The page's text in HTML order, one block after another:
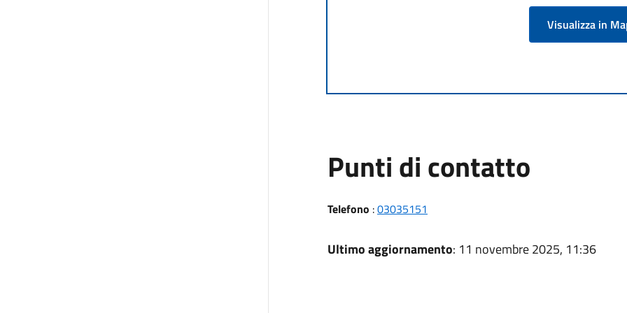
Visualizza in
Punti di contatto
Telefono :03035151
Ultimo aggiornamento: 11 novembre 2025, 11:36